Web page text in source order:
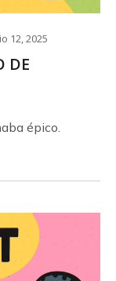
12, 2025
DE
épico.